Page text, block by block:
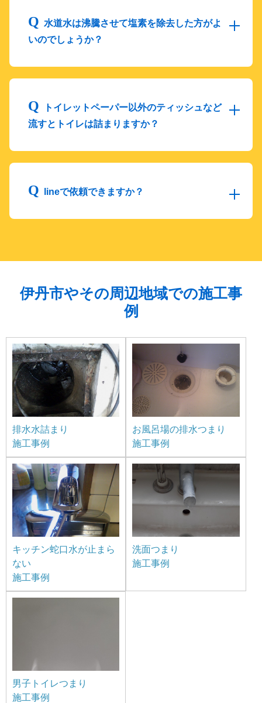
水道水は沸騰させて塩素を除去した方がよ
いのでしょうか？
トイレットペーパー以外のティッシュなど
流すとトイレは詰まりますか？
lineで依頼できますか？
伊丹市やその周辺地域での施工事
例
排水水詰まり
施工事例
お風呂場の排水つまり
施工事例
キッチン蛇口水が止まら
ない
施工事例
洗面つまり
施工事例
男子トイレつまり
施工事例